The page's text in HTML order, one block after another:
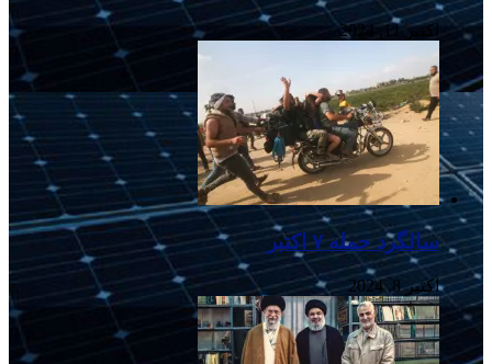
اکتبر 11, 2024
سالگرد حمله ۷ اکتبر
اکتبر 8, 2024